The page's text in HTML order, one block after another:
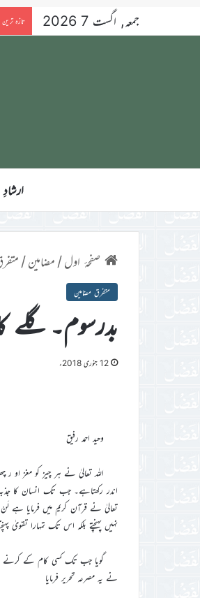
جمعہ, اگست 7 2026 تازہ ترین
صفحۂ اول/ مضامین/
متفرق مضامین
بدرسوم۔ گلے
12 جنوری 2018ء
وحید احمد رفیق
اللہ تعالیٰ نے ہر چیز کو مغز او ر
اندر رکھتاہے۔ جب تک انسان کا
نہیں پہنچتے بلکہ اس تک تمہارا تقویٰ
گویا جب تک کسی کام کے کرنے
نے یہ مصرعہ تحریر فرمایا